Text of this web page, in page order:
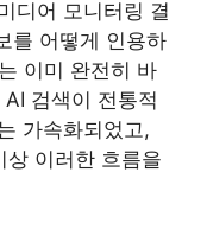
디어 모니터링 결
를 어떻게 인용하
이미 완전히 바
검색이 전통적
가속화되었고,
상 이러한 흐름을